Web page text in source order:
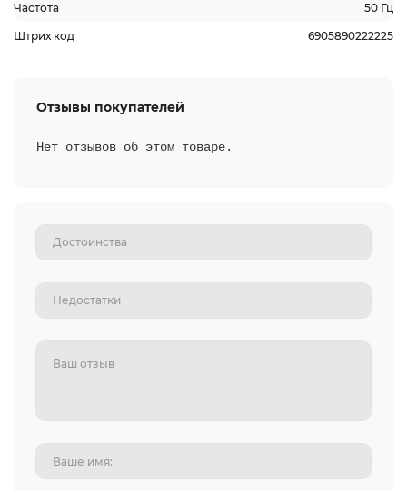
Частота 50 Гц
Штрих код 6905890222225
Отзывы покупателей
Нет отзывов об этом товаре.